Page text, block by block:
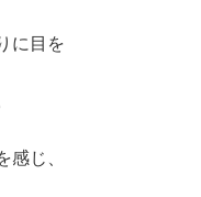
に目を
じ、